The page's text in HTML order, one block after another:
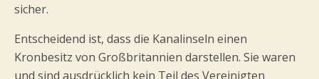
sicher.
Entscheidend ist, dass die Kanalinseln einen
Kronbesitz von Großbritannien darstellen. Sie waren
und sind ausdrücklich kein Teil des Vereinigten